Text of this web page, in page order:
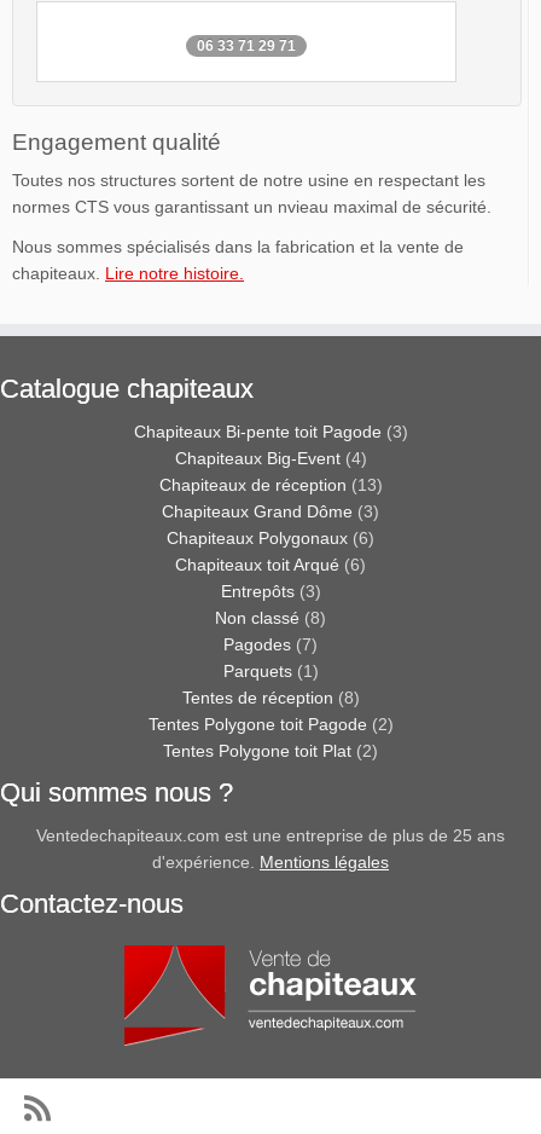
06 33 71 29 71
Engagement qualité
Toutes nos structures sortent de notre usine en respectant les
normes CTS vous garantissant un nvieau maximal de sécurité.
Nous sommes spécialisés dans la fabrication et la vente de
chapiteaux. Lire notre histoire.
Catalogue chapiteaux
Chapiteaux Bi-pente toit Pagode (3)
Chapiteaux Big-Event (4)
Chapiteaux de réception (13)
Chapiteaux Grand Dôme (3)
Chapiteaux Polygonaux (6)
Chapiteaux toit Arqué (6)
Entrepôts (3)
Non classé (8)
Pagodes (7)
Parquets (1)
Tentes de réception (8)
Tentes Polygone toit Pagode (2)
Tentes Polygone toit Plat (2)
Qui sommes nous ?
Ventedechapiteaux.com est une entreprise de plus de 25 ans
d'expérience. Mentions légales
Contactez-nous